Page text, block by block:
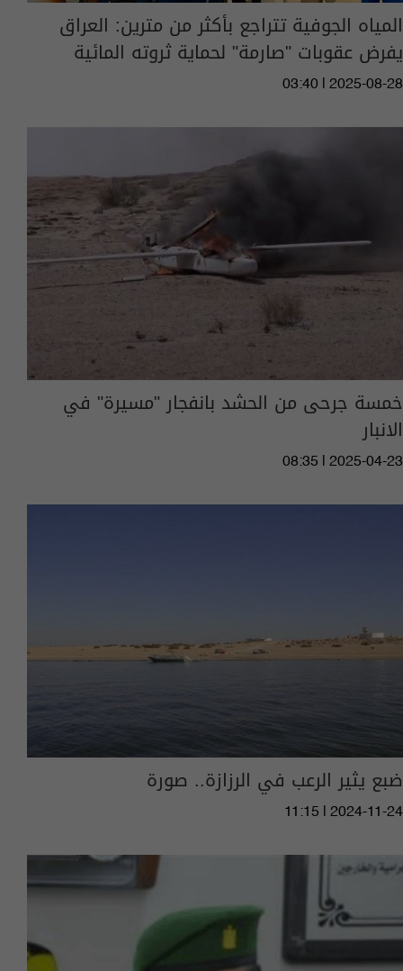
المياه الجوفية تتراجع بأكثر من مترين: العراق
يفرض عقوبات "صارمة" لحماية ثروته المائية
03:40 | 2025-08-28
خمسة جرحى من الحشد بانفجار "مسيرة" في
الانبار
08:35 | 2025-04-23
ضبع يثير الرعب في الرزازة.. صورة
11:15 | 2024-11-24